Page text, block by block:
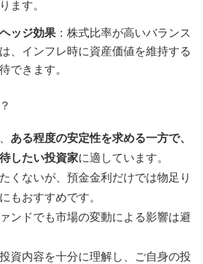
ます。
ッジ効果 ：株式比率が高いバランス
、インフレ時に資産価値を維持する
できます。
ある程度の安定性を求める一方で、
したい投資家に適しています。
くないが、預金金利だけでは物足り
もおすすめです。
ンドでも市場の変動による影響は避
資内容を十分に理解し、ご自身の投